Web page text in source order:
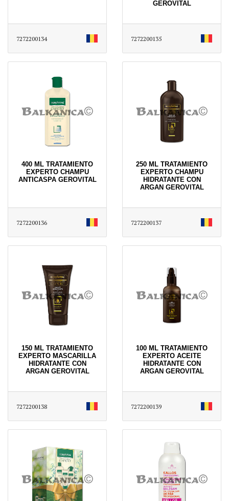
7272200134
GEROVITAL
7272200135
400 ML TRATAMIENTO
EXPERTO CHAMPU
ANTICASPA GEROVITAL
7272200136
250 ML TRATAMIENTO
EXPERTO CHAMPU
HIDRATANTE CON
ARGAN GEROVITAL
7272200137
150 ML TRATAMIENTO
EXPERTO MASCARILLA
HIDRATANTE CON
ARGAN GEROVITAL
7272200138
100 ML TRATAMIENTO
EXPERTO ACEITE
HIDRATANTE CON
ARGAN GEROVITAL
7272200139